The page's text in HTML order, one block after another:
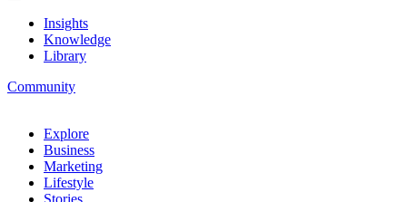
Insights
Knowledge
Library
Community
Explore
Business
Marketing
Lifestyle
Stories